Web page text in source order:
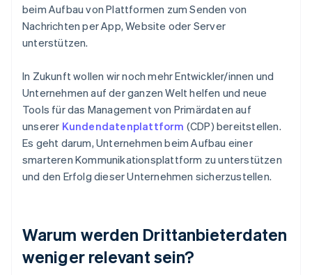
beim Aufbau von Plattformen zum Senden von
Nachrichten per App, Website oder Server
unterstützen.
In Zukunft wollen wir noch mehr Entwickler/innen und
Unternehmen auf der ganzen Welt helfen und neue
Tools für das Management von Primärdaten auf
unserer Kundendatenplattform (CDP) bereitstellen.
Es geht darum, Unternehmen beim Aufbau einer
smarteren Kommunikationsplattform zu unterstützen
und den Erfolg dieser Unternehmen sicherzustellen.
Warum werden Drittanbieterdaten
weniger relevant sein?